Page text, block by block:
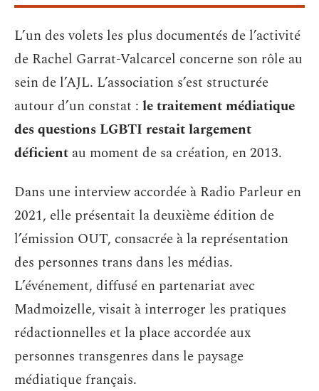
L’un des volets les plus documentés de l’activité
de Rachel Garrat-Valcarcel concerne son rôle au
sein de l’AJL. L’association s’est structurée
autour d’un constat : le traitement médiatique
des questions LGBTI restait largement
déficient au moment de sa création, en 2013.
Dans une interview accordée à Radio Parleur en
2021, elle présentait la deuxième édition de
l’émission OUT, consacrée à la représentation
des personnes trans dans les médias.
L’événement, diffusé en partenariat avec
Madmoizelle, visait à interroger les pratiques
rédactionnelles et la place accordée aux
personnes transgenres dans le paysage
médiatique français.